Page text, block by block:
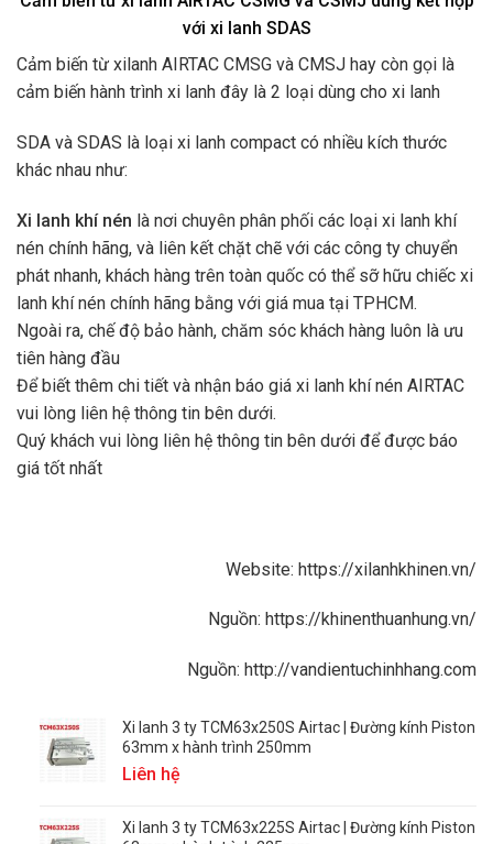
với xi lanh SDAS
Cảm biến từ xilanh AIRTAC CMSG và CMSJ hay còn gọi là
cảm biến hành trình xi lanh đây là 2 loại dùng cho xi lanh
SDA và SDAS là loại xi lanh compact có nhiều kích thước
khác nhau như:
Xi lanh khí nén là nơi chuyên phân phối các loại xi lanh khí
nén chính hãng, và liên kết chặt chẽ với các công ty chuyển
phát nhanh, khách hàng trên toàn quốc có thể sỡ hữu chiếc xi
lanh khí nén chính hãng bằng với giá mua tại TPHCM.
Ngoài ra, chế độ bảo hành, chăm sóc khách hàng luôn là ưu
tiên hàng đầu
Để biết thêm chi tiết và nhận báo giá xi lanh khí nén AIRTAC
vui lòng liên hệ thông tin bên dưới.
Quý khách vui lòng liên hệ thông tin bên dưới để được báo
giá tốt nhất
Website: https://xilanhkhinen.vn/
Nguồn: https://khinenthuanhung.vn/
Nguồn: http://vandientuchinhhang.com
Xi lanh 3 ty TCM63x250S Airtac | Đường kính Piston
63mm x hành trình 250mm
Liên hệ
Xi lanh 3 ty TCM63x225S Airtac | Đường kính Piston